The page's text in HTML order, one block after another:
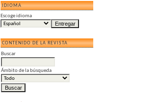
IDIOMA
Escoge idioma
CONTENIDO DE LA REVISTA
Buscar
Ámbito de la búsqueda